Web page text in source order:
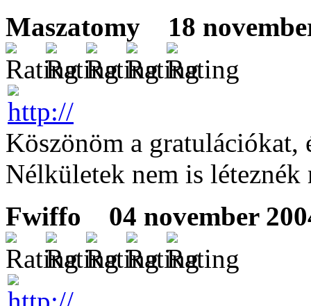
Maszatomy
18
Köszönöm a gratulációkat,
Nélkületek nem is léteznék
Fwiffo
04 november